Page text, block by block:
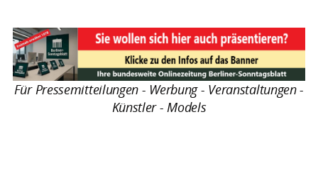
Für Pressemitteilungen - Werbung - Veranstaltungen -
Künstler - Models